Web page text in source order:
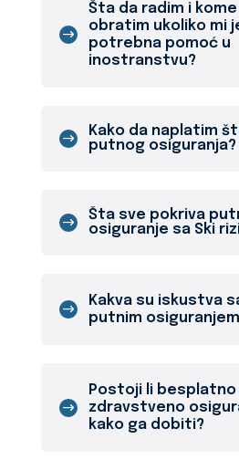
Šta da radim i
obratim ukoliko mi
potrebna pomoć u
inostranstvu?
Kako da naplatim
putnog osiguranja?
Šta sve pokriva
osiguranje sa Ski
Kakva su iskustva
putnim
Postoji li
zdravstveno
kako ga dobiti?